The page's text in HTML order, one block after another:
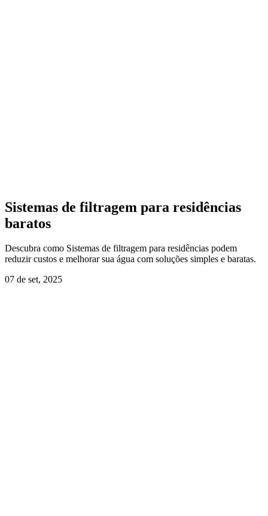
Sistemas de filtragem para residências
baratos
Descubra como Sistemas de filtragem para residências podem
reduzir custos e melhorar sua água com soluções simples e baratas.
07 de set, 2025